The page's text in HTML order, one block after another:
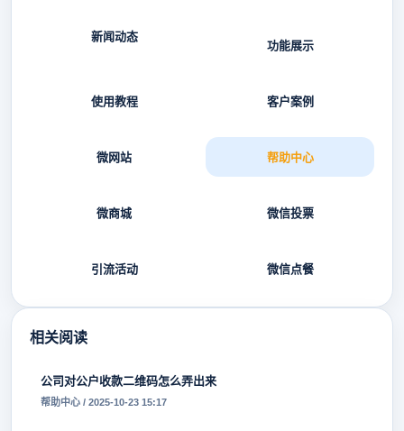
新闻动态
功能展示
使用教程 客户案例
微网站 帮助中心
微商城 微信投票
引流活动 微信点餐
相关阅读
公司对公户收款二维码怎么弄出来
帮助中心 / 2025-10-23 15:17